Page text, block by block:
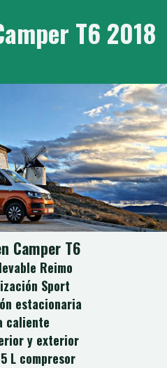
T6 2018
Camper T6
Reimo
Sport
estacionaria
caliente
y exterior
L compresor